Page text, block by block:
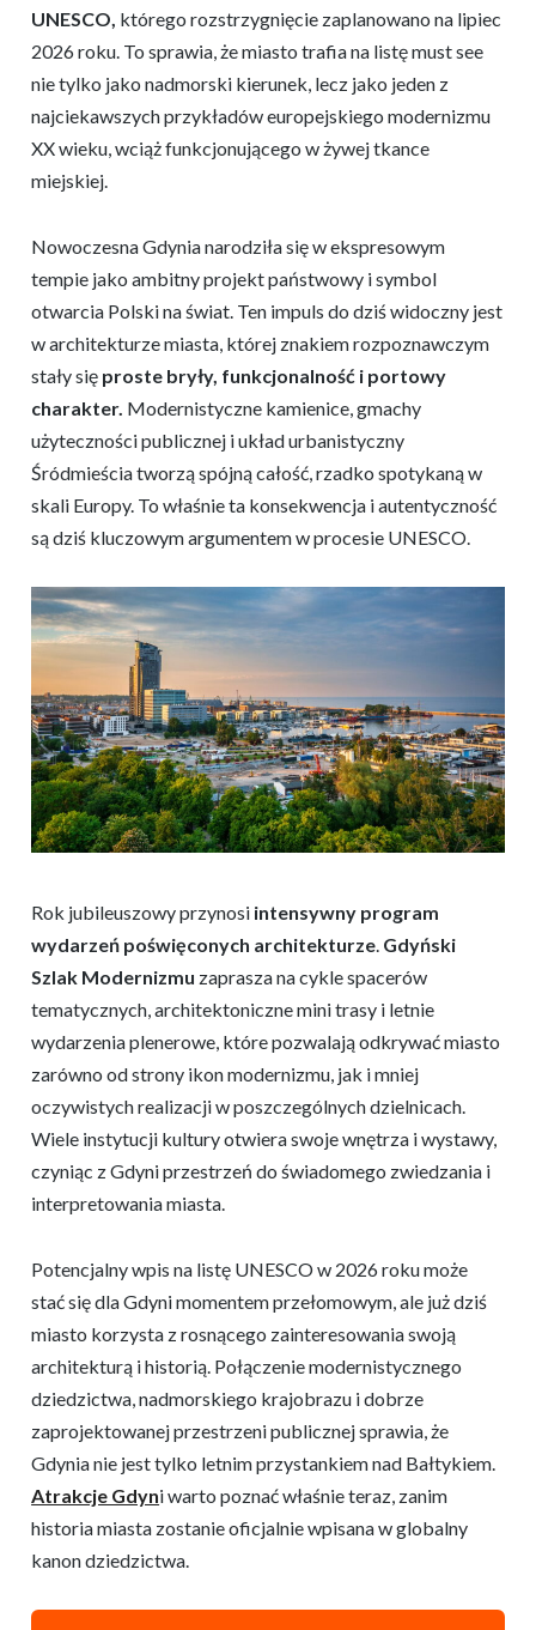
UNESCO, którego rozstrzygnięcie zaplanowano na lipiec
2026 roku. To sprawia, że miasto trafia na listę must see
nie tylko jako nadmorski kierunek, lecz jako jeden z
najciekawszych przykładów europejskiego modernizmu
XX wieku, wciąż funkcjonującego w żywej tkance
miejskiej.
Nowoczesna Gdynia narodziła się w ekspresowym
tempie jako ambitny projekt państwowy i symbol
otwarcia Polski na świat. Ten impuls do dziś widoczny jest
w architekturze miasta, której znakiem rozpoznawczym
stały się proste bryły, funkcjonalność i portowy
charakter. Modernistyczne kamienice, gmachy
użyteczności publicznej i układ urbanistyczny
Śródmieścia tworzą spójną całość, rzadko spotykaną w
skali Europy. To właśnie ta konsekwencja i autentyczność
są dziś kluczowym argumentem w procesie UNESCO.
Rok jubileuszowy przynosi intensywny program
wydarzeń poświęconych architekturze. Gdyński
Szlak Modernizmu zaprasza na cykle spacerów
tematycznych, architektoniczne mini trasy i letnie
wydarzenia plenerowe, które pozwalają odkrywać miasto
zarówno od strony ikon modernizmu, jak i mniej
oczywistych realizacji w poszczególnych dzielnicach.
Wiele instytucji kultury otwiera swoje wnętrza i wystawy,
czyniąc z Gdyni przestrzeń do świadomego zwiedzania i
interpretowania miasta.
Potencjalny wpis na listę UNESCO w 2026 roku może
stać się dla Gdyni momentem przełomowym, ale już dziś
miasto korzysta z rosnącego zainteresowania swoją
architekturą i historią. Połączenie modernistycznego
dziedzictwa, nadmorskiego krajobrazu i dobrze
zaprojektowanej przestrzeni publicznej sprawia, że
Gdynia nie jest tylko letnim przystankiem nad Bałtykiem.
Atrakcje Gdyni warto poznać właśnie teraz, zanim
historia miasta zostanie oficjalnie wpisana w globalny
kanon dziedzictwa.